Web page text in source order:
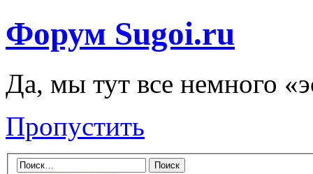
Форум Sugoi.ru
Да, мы тут все немного
Пропустить